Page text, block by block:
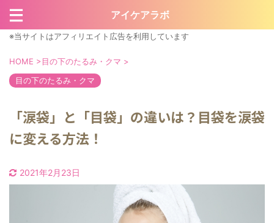
アイケアラボ
※当サイトはアフィリエイト広告を利用しています
HOME >目の下のたるみ・クマ >
目の下のたるみ・クマ
「涙袋」と「目袋」の違いは？目袋を涙袋
に変える方法！
2021年2月23日